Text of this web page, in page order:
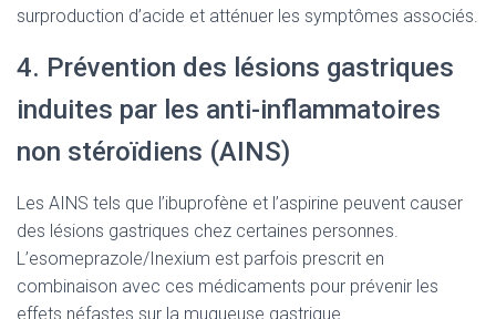
surproduction d’acide et atténuer les symptômes associés.
4. Prévention des lésions gastriques
induites par les anti-inflammatoires
non stéroïdiens (AINS)
Les AINS tels que l’ibuprofène et l’aspirine peuvent causer
des lésions gastriques chez certaines personnes.
L’esomeprazole/Inexium est parfois prescrit en
combinaison avec ces médicaments pour prévenir les
effets néfastes sur la muqueuse gastrique.